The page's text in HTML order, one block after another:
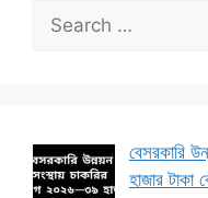
Search
for:
বেসরকারি
হাজার টাকা